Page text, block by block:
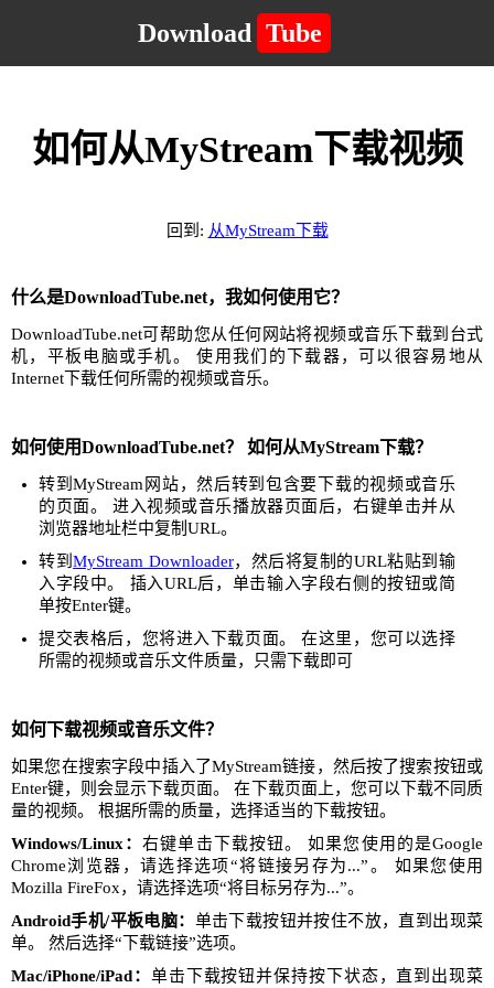
Download Tube
如何从MyStream下载视频
回到: 从MyStream下载
什么是DownloadTube.net，我如何使用它？
DownloadTube.net可帮助您从任何网站将视频或音乐下载到台式
机，平板电脑或手机。 使用我们的下载器，可以很容易地从
Internet下载任何所需的视频或音乐。
如何使用DownloadTube.net？ 如何从MyStream下载？
转到MyStream网站，然后转到包含要下载的视频或音乐
的页面。 进入视频或音乐播放器页面后，右键单击并从
浏览器地址栏中复制URL。
转到MyStream Downloader，然后将复制的URL粘贴到输
入字段中。 插入URL后，单击输入字段右侧的按钮或简
单按Enter键。
提交表格后，您将进入下载页面。 在这里，您可以选择
所需的视频或音乐文件质量，只需下载即可
如何下载视频或音乐文件？
如果您在搜索字段中插入了MyStream链接，然后按了搜索按钮或
Enter键，则会显示下载页面。 在下载页面上，您可以下载不同质
量的视频。 根据所需的质量，选择适当的下载按钮。
Windows/Linux：右键单击下载按钮。 如果您使用的是Google
Chrome浏览器，请选择选项“将链接另存为...”。 如果您使用
Mozilla FireFox，请选择选项“将目标另存为...”。
Android手机/平板电脑： 单击下载按钮并按住不放，直到出现菜
单。 然后选择“下载链接”选项。
Mac/iPhone/iPad： 单击下载按钮并保持按下状态，直到出现菜